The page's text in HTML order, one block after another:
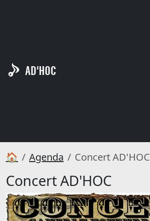
AD'HOC
🏠 Agenda Concert AD'HOC
Concert AD'HOC